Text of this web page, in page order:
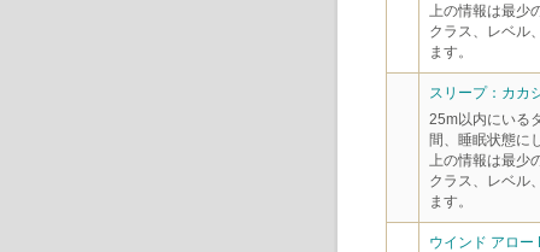
上の情報は最少
クラス、レベル
ます。
スリープ：カカ
25m以内にいる
間、睡眠状態に
上の情報は最少
クラス、レベル
ます。
ウインド アロー I